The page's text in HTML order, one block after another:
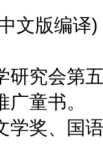
文版编译
研究会第
童书。
学奖、国